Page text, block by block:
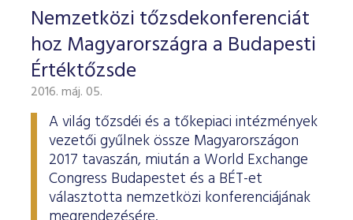
Nemzetközi tőzsdekonferenciát
hoz Magyarországra a Budapesti
Értéktőzsde
2016. máj. 05.
A világ tőzsdéi és a tőkepiaci intézmények
vezetői gyűlnek össze Magyarországon
2017 tavaszán, miután a World Exchange
Congress Budapestet és a BÉT-et
választotta nemzetközi konferenciájának